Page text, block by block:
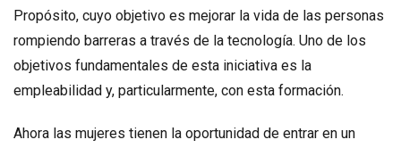
Propósito, cuyo objetivo es mejorar la vida de las personas
rompiendo barreras a través de la tecnología. Uno de los
objetivos fundamentales de esta iniciativa es la
empleabilidad y, particularmente, con esta formación.
Ahora las mujeres tienen la oportunidad de entrar en un